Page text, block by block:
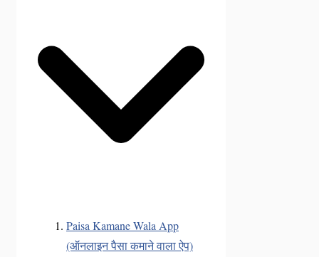
Paisa Kamane Wala App
(ऑनलाइन पैसा कमाने वाला ऐप)